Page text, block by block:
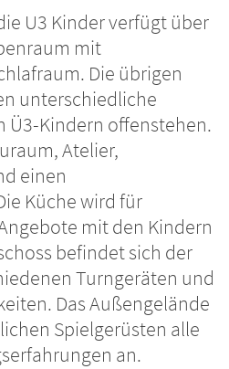
U3 Kinder verfügt über
mit
Die übrigen
unterschiedliche
Ü3-Kindern offenstehen.
Atelier,
einen
Küche wird für
mit den Kindern
befindet sich der
Turngeräten und
Das Außengelände
Spielgerüsten alle
an.